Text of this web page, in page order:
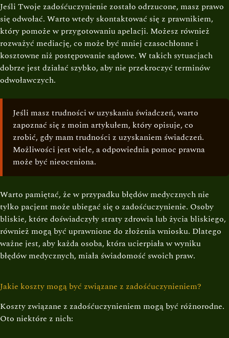
Jeśli Twoje zadośćuczynienie zostało odrzucone, masz prawo
się odwołać. Warto wtedy skontaktować się z prawnikiem,
który pomoże w przygotowaniu apelacji. Możesz również
rozważyć mediację, co może być mniej czasochłonne i
kosztowne niż postępowanie sądowe. W takich sytuacjach
dobrze jest działać szybko, aby nie przekroczyć terminów
odwoławczych.
Jeśli masz trudności w uzyskaniu świadczeń, warto
zapoznać się z moim artykułem, który opisuje, co
zrobić, gdy mam trudności z uzyskaniem świadczeń.
Możliwości jest wiele, a odpowiednia pomoc prawna
może być nieoceniona.
Warto pamiętać, że w przypadku błędów medycznych nie
tylko pacjent może ubiegać się o zadośćuczynienie. Osoby
bliskie, które doświadczyły straty zdrowia lub życia bliskiego,
również mogą być uprawnione do złożenia wniosku. Dlatego
ważne jest, aby każda osoba, która ucierpiała w wyniku
błędów medycznych, miała świadomość swoich praw.
Jakie koszty mogą być związane z zadośćuczynieniem?
Koszty związane z zadośćuczynieniem mogą być różnorodne.
Oto niektóre z nich: